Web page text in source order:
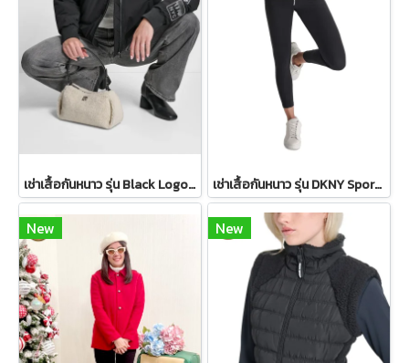
เช่าเสื้อกันหนาว รุ่น Black Logo Patch Bomber Jacket WINTERCLOTHFA0298 เช่าเสื้อกันหนาว รุ่น DKNY Sport Sherpa-Trim Puffer Vest - Ivory WINTERCLOTHFA0151
New New